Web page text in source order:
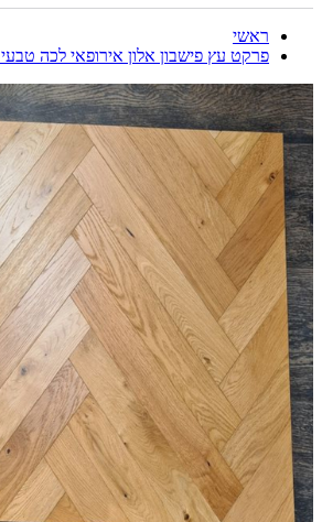
ראשי
פרקט עץ פישבון אלון אירופאי לכה טבעי 2245